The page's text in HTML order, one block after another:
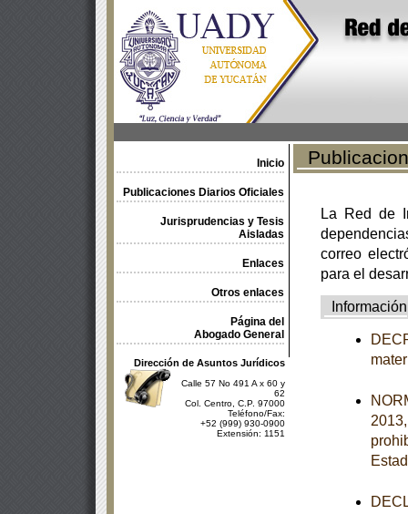
Inicio
Publicaciones Diarios Oficiales
Jurisprudencias y Tesis
Aisladas
Enlaces
Otros enlaces
Página del
Abogado General
Dirección de Asuntos Jurídicos
Calle 57 No 491 A x 60 y
62
Col. Centro, C.P. 97000
Teléfono/Fax:
+52 (999) 930-0900
Extensión: 1151
La Red de
correo
para el
Información